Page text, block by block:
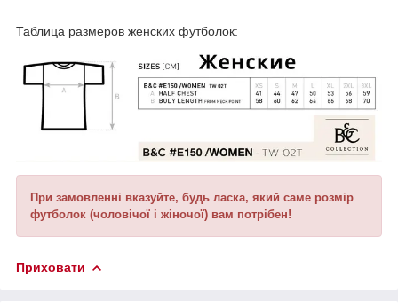
Таблица размеров женских футболок:
При замовленні вказуйте, будь ласка, який саме розмір
футболок (чоловічої і жіночої) вам потрібен!
Приховати